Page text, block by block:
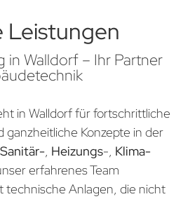
Leistungen
in Walldorf – Ihr Partner
in Walldorf für fortschrittliche
ganzheitliche Konzepte in der
Sanitär-, Heizungs-, Klima-
erfahrenes Team
technische Anlagen, die nicht